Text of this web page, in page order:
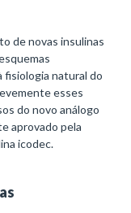
de novas insulinas
fisiologia natural do
esses
do novo análogo
aprovado pela
icodec.